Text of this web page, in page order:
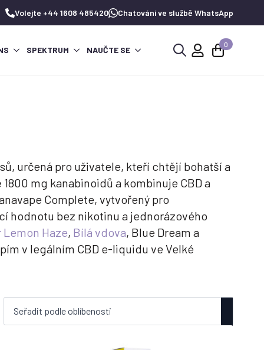
Volejte +44 1608 485420 Chatování ve službě WhatsApp
SPEKTRUM NAUČTE SE
0
určená pro uživatele, kteří chtějí bohatší a
mg kanabinoidů a kombinuje CBD a
Complete, vytvořený pro
hodnotu bez nikotinu a jednorázového
Lemon Haze, Bílá vdova, Blue Dream a
v legálním CBD e-liquidu ve Velké